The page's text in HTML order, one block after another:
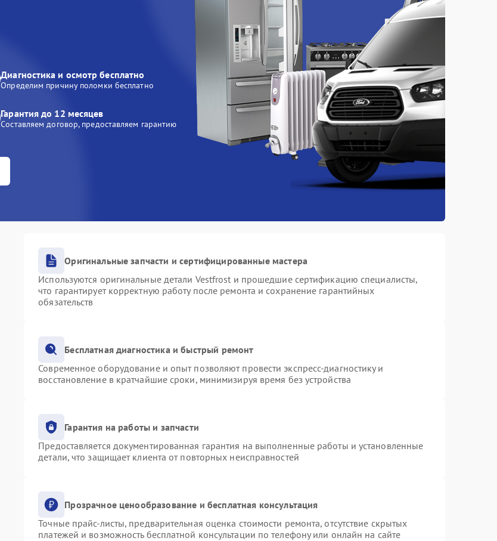
Диагностика и осмотр бесплатно
Определим причину поломки бесплатно
Гарантия до 12 месяцев
Составляем договор, предоставляем гарантию
Оригинальные запчасти и сертифицированные мастера
Используются оригинальные детали Vestfrost и прошедшие сертификацию специалисты,
что гарантирует корректную работу после ремонта и сохранение гарантийных
обязательств
Бесплатная диагностика и быстрый ремонт
Современное оборудование и опыт позволяют провести экспресс-диагностику и
восстановление в кратчайшие сроки, минимизируя время без устройства
Гарантия на работы и запчасти
Предоставляется документированная гарантия на выполненные работы и установленные
детали, что защищает клиента от повторных неисправностей
Прозрачное ценообразование и бесплатная консультация
Точные прайс-листы, предварительная оценка стоимости ремонта, отсутствие скрытых
платежей и возможность бесплатной консультации по телефону или онлайн на сайте